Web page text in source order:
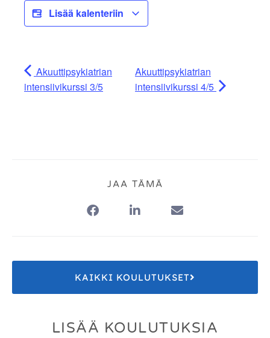
Lisää kalenteriin
Akuuttipsykiatrian
intensiivikurssi 3/5
Akuuttipsykiatrian
intensiivikurssi 4/5
JAA TÄMÄ
KAIKKI KOULUTUKSET
LISÄÄ KOULUTUKSIA